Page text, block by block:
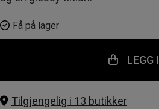
Få på lager
LEGG
Tilgjengelig i 13 butikker